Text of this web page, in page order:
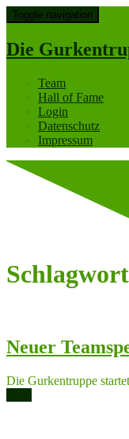
Toggle navigation
Die
Team
Hall of Fame
Login
Datenschutz
Impressum
Neuer
Die Gurkentruppe